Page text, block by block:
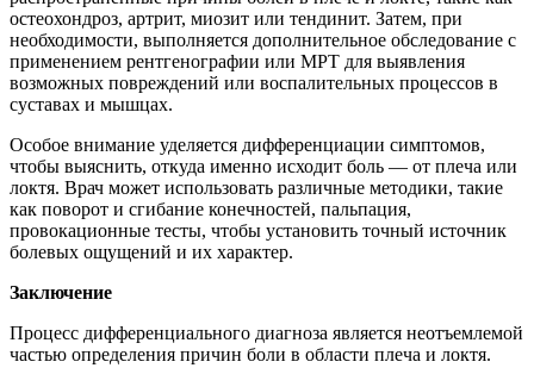
остеохондроз, артрит, миозит или тендинит. Затем, при
необходимости, выполняется дополнительное обследование с
применением рентгенографии или МРТ для выявления
возможных повреждений или воспалительных процессов в
суставах и мышцах.
Особое внимание уделяется дифференциации симптомов,
чтобы выяснить, откуда именно исходит боль — от плеча или
локтя. Врач может использовать различные методики, такие
как поворот и сгибание конечностей, пальпация,
провокационные тесты, чтобы установить точный источник
болевых ощущений и их характер.
Заключение
Процесс дифференциального диагноза является неотъемлемой
частью определения причин боли в области плеча и локтя.